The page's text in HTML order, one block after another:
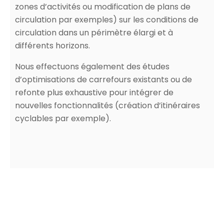
zones d’activités ou modification de plans de
circulation par exemples) sur les conditions de
circulation dans un périmètre élargi et à
différents horizons.
Nous effectuons également des études
d’optimisations de carrefours existants ou de
refonte plus exhaustive pour intégrer de
nouvelles fonctionnalités (création d’itinéraires
cyclables par exemple).